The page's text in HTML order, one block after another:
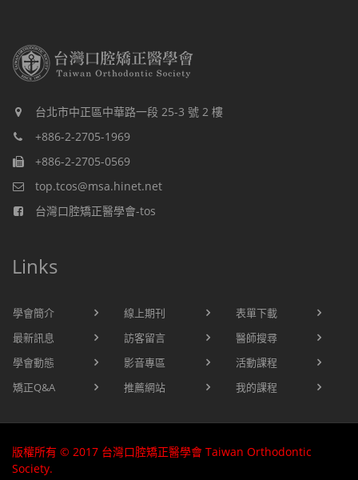
台北市中正區中華路一段 25-3 號 2 樓
+886-2-2705-1969
+886-2-2705-0569
top.tcos@msa.hinet.net
台灣口腔矯正醫學會-tos
Links
學會簡介
最新訊息
學會動態
矯正Q&A
線上期刊
訪客留言
影音專區
推薦網站
表單下載
醫師搜尋
活動課程
我的課程
版權所有 © 2017 台灣口腔矯正醫學會 Taiwan Orthodontic
Society.